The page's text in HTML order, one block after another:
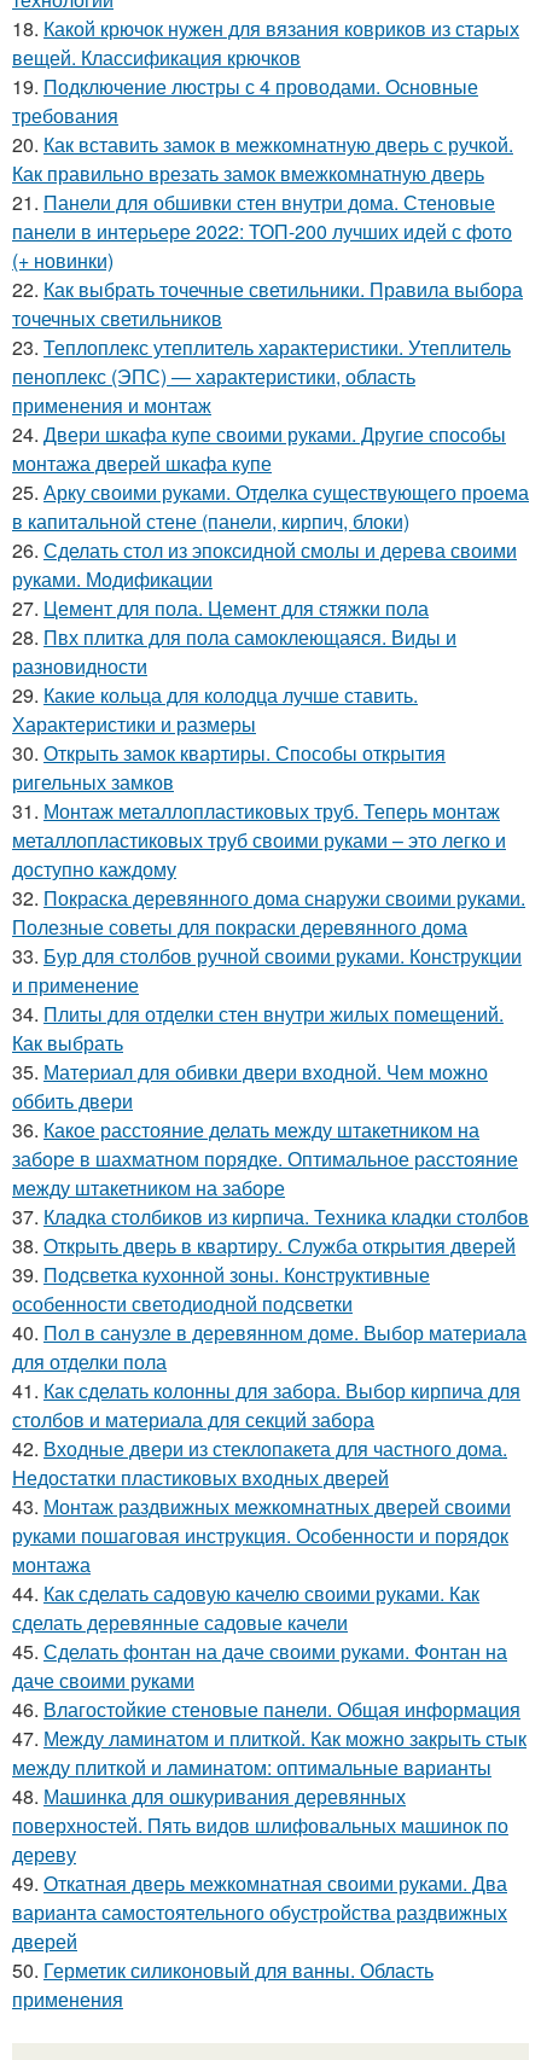
18. Какой крючок нужен для вязания ковриков из старых
вещей. Классификация крючков
19. Подключение люстры с 4 проводами. Основные
требования
20. Как вставить замок в межкомнатную дверь с ручкой.
Как правильно врезать замок вмежкомнатную дверь
21. Панели для обшивки стен внутри дома. Стеновые
панели в интерьере 2022: ТОП-200 лучших идей с фото
(+ новинки)
22. Как выбрать точечные светильники. Правила выбора
точечных светильников
23. Теплоплекс утеплитель характеристики. Утеплитель
пеноплекс (ЭПС) — характеристики, область
применения и монтаж
24. Двери шкафа купе своими руками. Другие способы
монтажа дверей шкафа купе
25. Арку своими руками. Отделка существующего проема
в капитальной стене (панели, кирпич, блоки)
26. Сделать стол из эпоксидной смолы и дерева своими
руками. Модификации
27. Цемент для пола. Цемент для стяжки пола
28. Пвх плитка для пола самоклеющаяся. Виды и
разновидности
29. Какие кольца для колодца лучше ставить.
Характеристики и размеры
30. Открыть замок квартиры. Способы открытия
ригельных замков
31. Монтаж металлопластиковых труб. Теперь монтаж
металлопластиковых труб своими руками – это легко и
доступно каждому
32. Покраска деревянного дома снаружи своими руками.
Полезные советы для покраски деревянного дома
33. Бур для столбов ручной своими руками. Конструкции
и применение
34. Плиты для отделки стен внутри жилых помещений.
Как выбрать
35. Материал для обивки двери входной. Чем можно
оббить двери
36. Какое расстояние делать между штакетником на
заборе в шахматном порядке. Оптимальное расстояние
между штакетником на заборе
37. Кладка столбиков из кирпича. Техника кладки столбов
38. Открыть дверь в квартиру. Служба открытия дверей
39. Подсветка кухонной зоны. Конструктивные
особенности светодиодной подсветки
40. Пол в санузле в деревянном доме. Выбор материала
для отделки пола
41. Как сделать колонны для забора. Выбор кирпича для
столбов и материала для секций забора
42. Входные двери из стеклопакета для частного дома.
Недостатки пластиковых входных дверей
43. Монтаж раздвижных межкомнатных дверей своими
руками пошаговая инструкция. Особенности и порядок
монтажа
44. Как сделать садовую качелю своими руками. Как
сделать деревянные садовые качели
45. Сделать фонтан на даче своими руками. Фонтан на
даче своими руками
46. Влагостойкие стеновые панели. Общая информация
47. Между ламинатом и плиткой. Как можно закрыть стык
между плиткой и ламинатом: оптимальные варианты
48. Машинка для ошкуривания деревянных
поверхностей. Пять видов шлифовальных машинок по
дереву
49. Откатная дверь межкомнатная своими руками. Два
варианта самостоятельного обустройства раздвижных
дверей
50. Герметик силиконовый для ванны. Область
применения